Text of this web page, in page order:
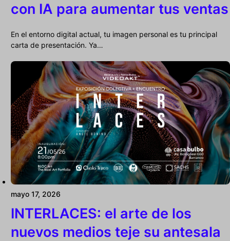
con IA para aumentar tus ventas
En el entorno digital actual, tu imagen personal es tu principal
carta de presentación. Ya…
mayo 17, 2026
INTERLACES: el arte de los
nuevos medios teje su antesala